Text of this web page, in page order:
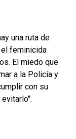
una ruta de
feminicida
El miedo que
a la Policía y
con su